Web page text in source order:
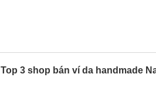
Top 3 shop bán ví da handmade